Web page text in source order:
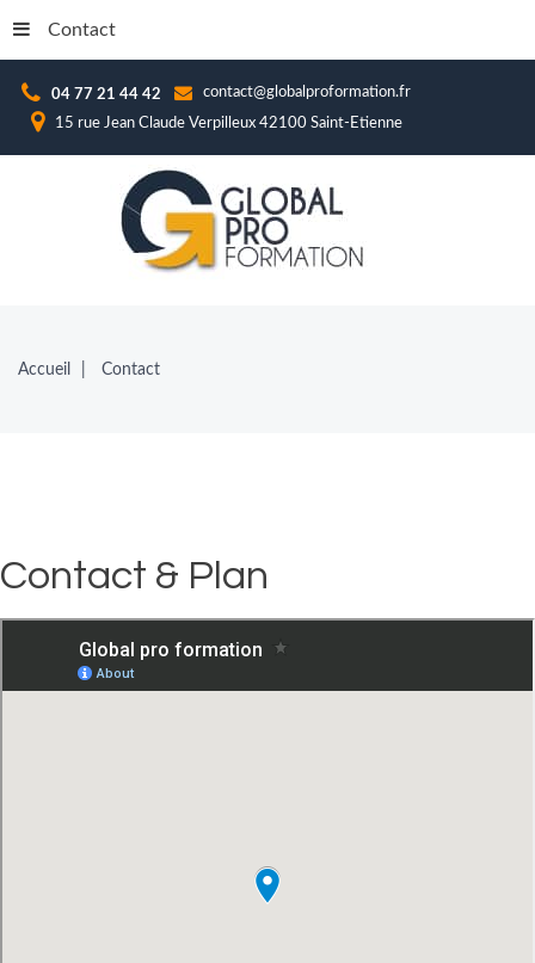
04 77 21 44 42
contact@globalproformation.fr
15 rue Jean Claude Verpilleux 42100 Saint-Etienne
Contact
Accueil Contact
Contact & Plan